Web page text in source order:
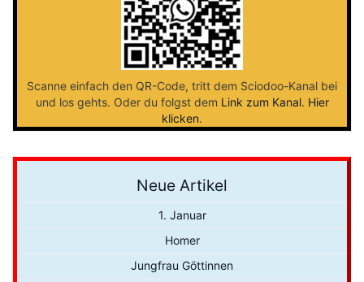
Scanne einfach den QR-Code, tritt dem Sciodoo-Kanal bei
und los gehts. Oder du folgst dem Link zum Kanal. Hier
klicken.
Neue Artikel
1. Januar
Homer
Jungfrau Göttinnen